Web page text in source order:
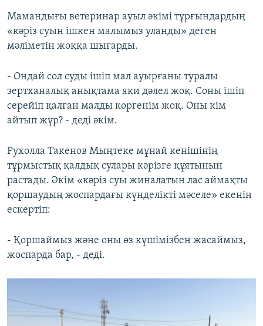
Мамандығы ветеринар ауыл әкімі тұрғындардың
«кәріз суын ішкен малымыз уланды» деген
мәліметін жоққа шығарды.
- Ондай сол суды ішіп мал ауырғаны туралы
зертханалық анықтама яки дәлел жоқ. Соны ішіп
серейіп қалған малды көргенім жоқ. Оны кім
айтып жүр? - деді әкім.
Рухолла Такенов Мыңтеке мұнай кенішінің
тұрмыстық қалдық сулары кәрізге құятынын
растады. Әкім «кәріз суы жиналатын лас аймақты
қоршаудың жоспардағы күнделікті мәселе» екенін
ескертіп:
- Қоршаймыз және оны өз күшімізбен жасаймыз,
жоспарда бар, - деді.